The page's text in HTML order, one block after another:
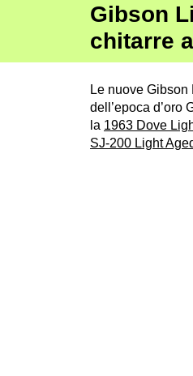
Gibson
chitarre
Le nuove
dell’epoca d’oro
la 1963 Dove
SJ-200 Light